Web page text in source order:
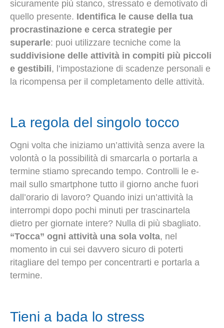
sicuramente più stanco, stressato e demotivato di
quello presente. Identifica le cause della tua
procrastinazione e cerca strategie per
superarle: puoi utilizzare tecniche come la
suddivisione delle attività in compiti più piccoli
e gestibili, l’impostazione di scadenze personali e
la ricompensa per il completamento delle attività.
La regola del singolo tocco
Ogni volta che iniziamo un’attività senza avere la
volontà o la possibilità di smarcarla o portarla a
termine stiamo sprecando tempo. Controlli le e-
mail sullo smartphone tutto il giorno anche fuori
dall’orario di lavoro? Quando inizi un’attività la
interrompi dopo pochi minuti per trascinartela
dietro per giornate intere? Nulla di più sbagliato.
“Tocca” ogni attività una sola volta, nel
momento in cui sei davvero sicuro di poterti
ritagliare del tempo per concentrarti e portarla a
termine.
Tieni a bada lo stress